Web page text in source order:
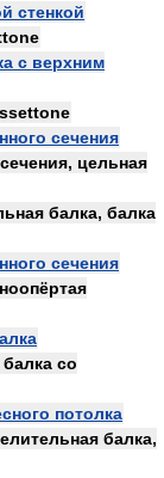
стенкой
с верхним
сечения
цельная
балка, балка
сечения
со
потолка
балка,